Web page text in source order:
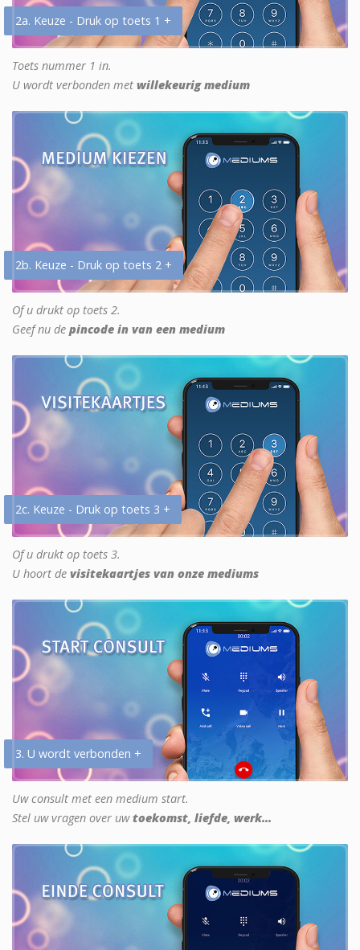
2a. Keuze - Druk op toets 1 +
Toets nummer 1 in.
U wordt verbonden met willekeurig medium
2b. Keuze - Druk op toets 2 +
Of u drukt op toets 2.
Geef nu de pincode in van een medium
2c. Keuze - Druk op toets 3 +
Of u drukt op toets 3.
U hoort de visitekaartjes van onze mediums
3. U wordt verbonden +
Uw consult met een medium start.
Stel uw vragen over uwtoekomst, liefde, werk...